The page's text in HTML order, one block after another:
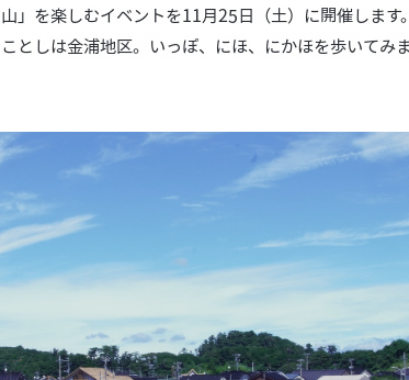
山」を楽しむイベントを11月25日（土）に開催します
ことしは金浦地区。いっぽ、にほ、にかほを歩いてみ